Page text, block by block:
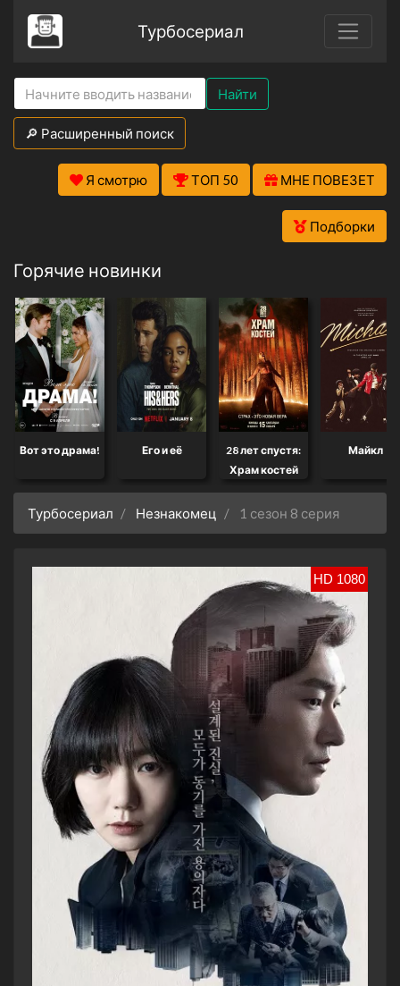
Турбосериал
Найти
🔎 Расширенный поиск
Я смотрю ТОП 50 МНЕ ПОВЕЗЕТ
Подборки
Горячие новинки
Вот это драма! Его и её
28 лет спустя:
Храм костей
Майкл
Турбосериал Незнакомец 1 сезон 8 серия
HD 1080